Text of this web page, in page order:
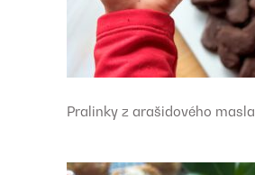
Pralinky z arašidového masla